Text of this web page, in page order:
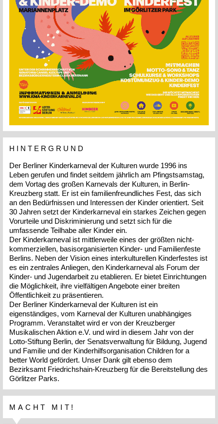
H I N T E R G R U N D
Der Berliner Kinderkarneval der Kulturen wurde 1996 ins
Leben gerufen und findet seitdem jährlich am Pfingstsamstag,
dem Vortag des großen Karnevals der Kulturen, in Berlin-
Kreuzberg statt. Er ist ein familienfreundliches Fest, das sich
an den Bedürfnissen und Interessen der Kinder orientiert. Seit
30 Jahren setzt der Kinderkarneval ein starkes Zeichen gegen
Vorurteile und Diskriminierung und setzt sich für die
umfassende Teilhabe aller Kinder ein.
Der Kinderkarneval ist mittlerweile eines der größten nicht-
kommerziellen, basisorganisierten Kinder- und Familienfeste
Berlins. Neben der Vision eines interkulturellen Kinderfestes ist
es ein zentrales Anliegen, den Kinderkarneval als Forum der
Kinder- und Jugendarbeit zu etablieren. Er bietet Einrichtungen
die Möglichkeit, ihre vielfältigen Angebote einer breiten
Öffentlichkeit zu präsentieren.
Der Berliner Kinderkarneval der Kulturen ist ein
eigenständiges, vom Karneval der Kulturen unabhängiges
Programm. Veranstaltet wird er von der Kreuzberger
Musikalischen Aktion e.V. und wird in diesem Jahr von der
Lotto-Stiftung Berlin, der Senatsverwaltung für Bildung, Jugend
und Familie und der Kinderhilfsorganisation Children for a
better World gefördert. Unser Dank gilt ebenso dem
Bezirksamt Friedrichshain-Kreuzberg für die Bereitstellung des
Görlitzer Parks.
MACHT MIT!